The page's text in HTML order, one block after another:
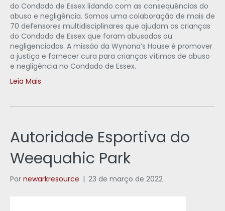
do Condado de Essex lidando com as consequências do
abuso e negligência. Somos uma colaboração de mais de
70 defensores multidisciplinares que ajudam as crianças
do Condado de Essex que foram abusadas ou
negligenciadas. A missão da Wynona’s House é promover
a justiça e fornecer cura para crianças vítimas de abuso
e negligência no Condado de Essex.
Leia Mais
Autoridade Esportiva do
Weequahic Park
Por newarkresource | 23 de março de 2022